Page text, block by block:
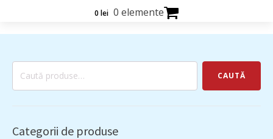
0 lei 0 elemente
Caută
CAUTĂ
Categorii de produse